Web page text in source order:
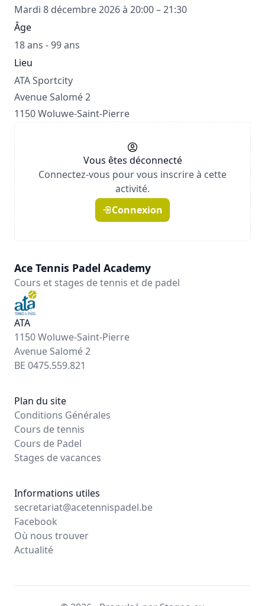
Mardi 8 décembre 2026 à 20:00 – 21:30
Âge
18 ans - 99 ans
Lieu
ATA Sportcity
Avenue Salomé 2
1150 Woluwe-Saint-Pierre
Vous êtes déconnecté
Connectez-vous pour vous inscrire à cette
activité.
Connexion
Ace Tennis Padel Academy
Cours et stages de tennis et de padel
ATA
1150 Woluwe-Saint-Pierre
Avenue Salomé 2
BE 0475.559.821
Plan du site
Conditions Générales
Cours de tennis
Cours de Padel
Stages de vacances
Informations utiles
secretariat@acetennispadel.be
Facebook
Où nous trouver
Actualité